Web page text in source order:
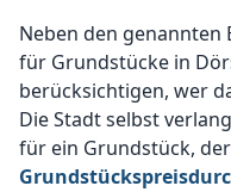
Neben den genannten
für Grundstücke in
berücksichtigen, wer
Die Stadt selbst
für ein Grundstück,